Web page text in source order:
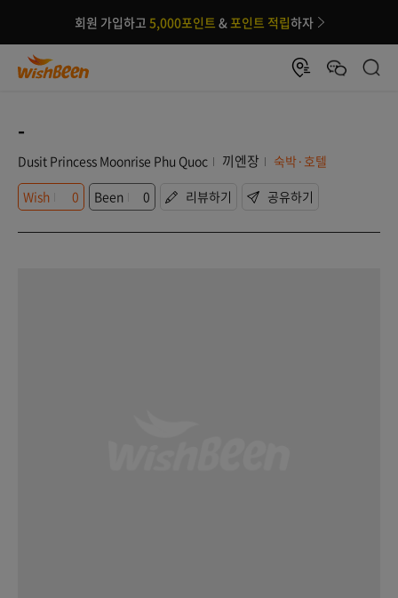
회원 가입하고 5,000포인트 &포인트 적립하자
-
Dusit Princess Moonrise Phu Quoc 끼엔장
숙박·호텔
Wish
0 Been 0 리뷰하기 공유하기